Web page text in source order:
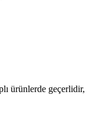
ürünlerde geçerlidir,